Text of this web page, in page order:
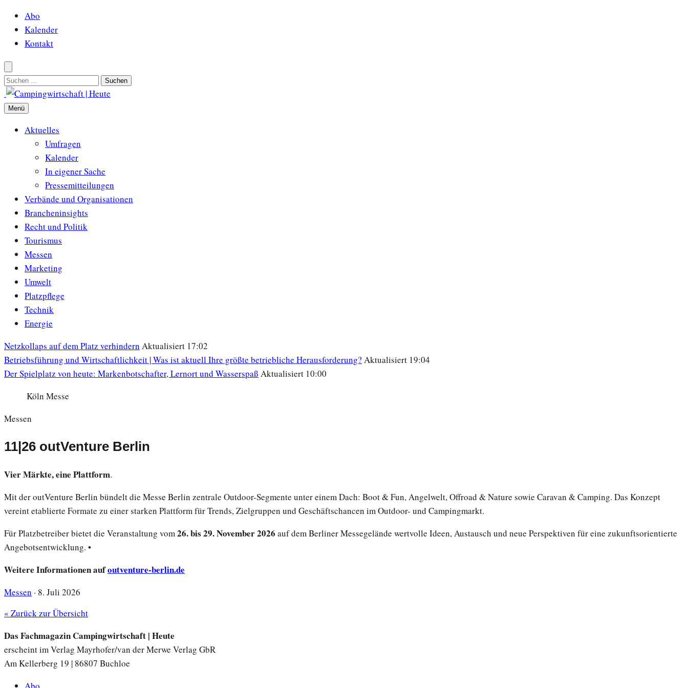
Zum
Inhalt
springen
Abo
Kalender
Kontakt
Suchen
nach:
Menü
Aktuelles
Umfragen
Kalender
In eigener Sache
Pressemitteilungen
Verbände und Organisationen
Brancheninsights
Recht und Politik
Tourismus
Messen
Marketing
Umwelt
Platzpflege
Technik
Energie
Netzkollaps auf dem Platz verhindern Aktualisiert 17:02
Betriebsführung und Wirtschaftlichkeit | Was ist aktuell Ihre größte betriebliche Herausforderung? Aktualisiert 19:04
Der Spielplatz von heute: Markenbotschafter, Lernort und Wasserspaß Aktualisiert 10:00
Köln Messe
Messen
11|26 outVenture Berlin
Vier Märkte, eine Plattform.
Mit der outVenture Berlin bündelt die Messe Berlin zentrale Outdoor-Segmente unter einem Dach: Boot & Fun, Angelwelt, Offroad & Nature sowie Caravan & Camping. Das Konzept
vereint etablierte Formate zu einer starken Plattform für Trends, Zielgruppen und Geschäftschancen im Outdoor- und Campingmarkt.
Für Platzbetreiber bietet die Veranstaltung vom26. bis 29. November 2026 auf dem Berliner Messegelände wertvolle Ideen, Austausch und neue Perspektiven für eine zukunftsorientierte
Angebotsentwicklung. •
Weitere Informationen aufoutventure-berlin.de
Messen · 8. Juli 2026
« Zurück zur Übersicht
Das Fachmagazin Campingwirtschaft | Heute
erscheint im Verlag Mayrhofer/van der Merwe Verlag GbR
Am Kellerberg 19 | 86807 Buchloe